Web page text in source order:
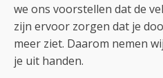
we ons voorstellen dat de
zijn ervoor zorgen dat je
meer ziet. Daarom nemen
je uit handen.